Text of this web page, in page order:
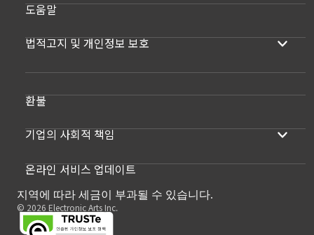
도움말
법적고지 및 개인정보 보호
환불
기업의 사회적 책임
온라인 서비스 업데이트
지역에 따라 세금이 부과될 수 있습니다.
© 2026 Electronic Arts Inc.